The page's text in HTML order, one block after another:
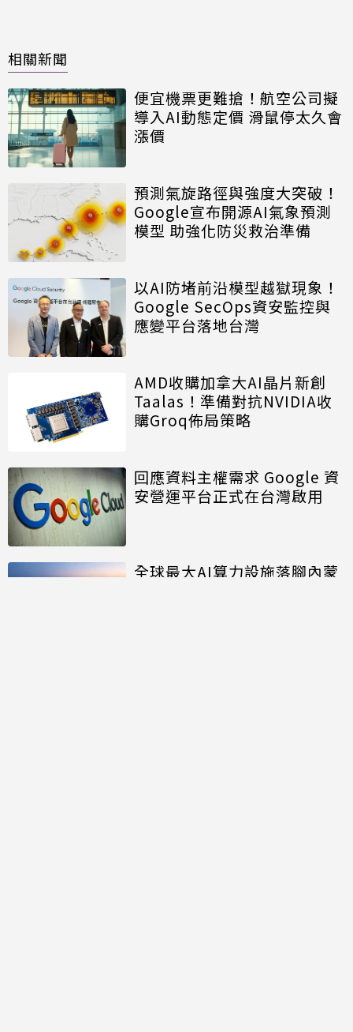
相關新聞
便宜機票更難搶！航空公司擬
導入AI動態定價 滑鼠停太久會
漲價
預測氣旋路徑與強度大突破！
Google宣布開源AI氣象預測
模型 助強化防災救治準備
以AI防堵前沿模型越獄現象！
Google SecOps資安監控與
應變平台落地台灣
AMD收購加拿大AI晶片新創
Taalas！準備對抗NVIDIA收
購Groq佈局策略
回應資料主權需求 Google 資
安營運平台正式在台灣啟用
全球最大AI算力設施落腳內蒙